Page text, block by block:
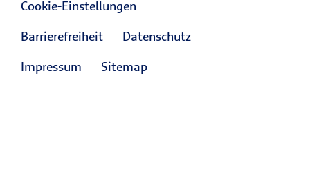
Cookie-Einstellungen
Barrierefreiheit
Datenschutz
Impressum
Sitemap